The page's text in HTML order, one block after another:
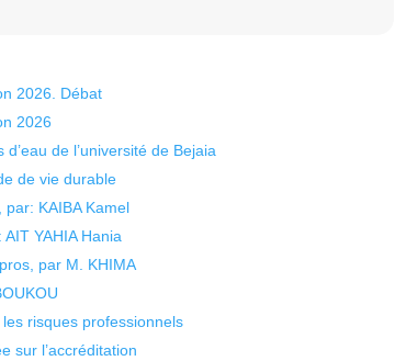
2026. Débat
2026
de l’université de Bejaia
de vie durable
KAIBA Kamel
YAHIA Hania
par M. KHIMA
risques professionnels
sur l’accréditation